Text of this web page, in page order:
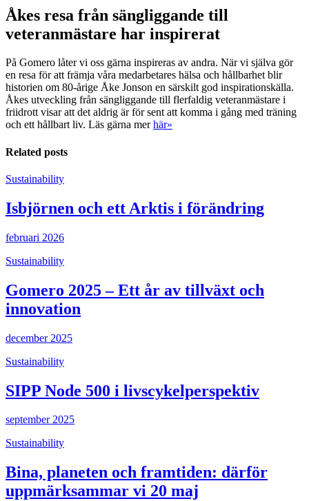
Åkes resa från sängliggande till
veteranmästare har inspirerat
På Gomero låter vi oss gärna inspireras av andra. När vi själva gör
en resa för att främja våra medarbetares hälsa och hållbarhet blir
historien om 80-årige Åke Jonson en särskilt god inspirationskälla.
Åkes utveckling från sängliggande till flerfaldig veteranmästare i
friidrott visar att det aldrig är för sent att komma i gång med träning
och ett hållbart liv. Läs gärna merhär»
Related posts
Sustainability
Isbjörnen och ett Arktis i förändring
februari 2026
Sustainability
Gomero 2025 – Ett år av tillväxt och
innovation
december 2025
Sustainability
SIPP Node 500 i livscykelperspektiv
september 2025
Sustainability
Bina, planeten och framtiden: därför
uppmärksammar vi 20 maj